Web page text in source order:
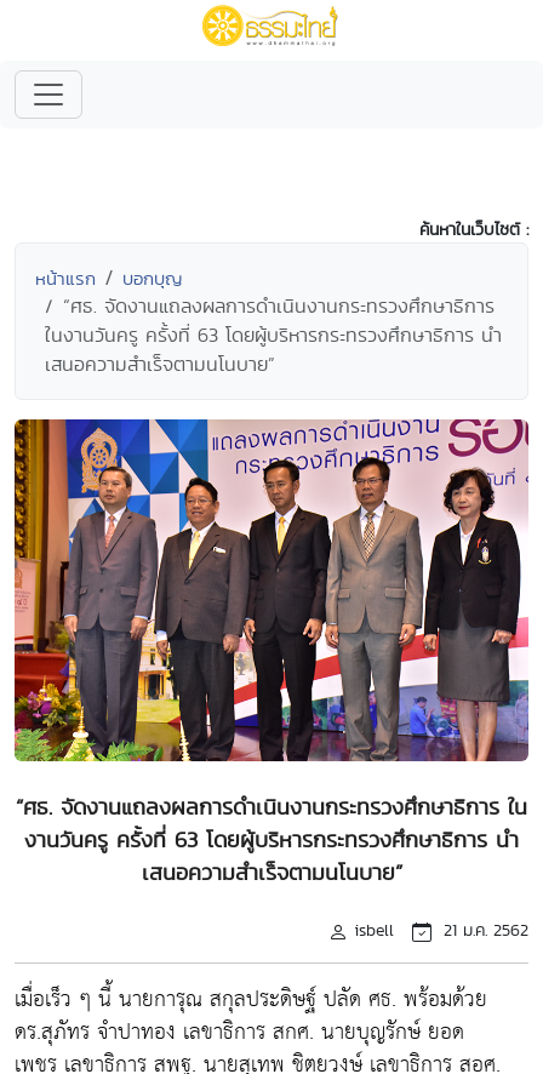
ค้นหาในเว็บไซต์ :
หน้าแรก บอกบุญ
“ศธ. จัดงานแถลงผลการดำเนินงานกระทรวงศึกษาธิการ
ในงานวันครู ครั้งที่ 63 โดยผู้บริหารกระทรวงศึกษาธิการ นำ
เสนอความสำเร็จตามนโนบาย”
“ศธ. จัดงานแถลงผลการดำเนินงานกระทรวงศึกษาธิการ ใน
งานวันครู ครั้งที่ 63 โดยผู้บริหารกระทรวงศึกษาธิการ นำ
เสนอความสำเร็จตามนโนบาย”
isbell 21 ม.ค. 2562
เมื่อเร็ว ๆ นี้ นายการุณ สกุลประดิษฐ์ ปลัด ศธ. พร้อมด้วย
ดร.สุภัทร จำปาทอง เลขาธิการ สกศ. นายบุญรักษ์ ยอด
เพชร เลขาธิการ สพฐ. นายสุเทพ ชิตยวงษ์ เลขาธิการ สอศ.